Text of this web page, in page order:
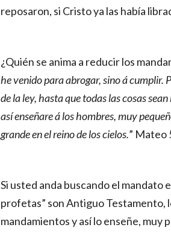
reposaron, si Cristo ya las había
¿Quién se anima a reducir los
he venido para abrogar, sino á cumplir.
de la ley, hasta que todas las cosas
así enseñare á los hombres, muy
grande en el reino de los cielos.” Mateo
Si usted anda buscando el mandato
profetas” son Antiguo Testamento,
mandamientos y así lo enseñe, muy